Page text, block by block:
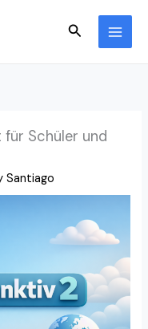
Search
Schüler und
Santiago